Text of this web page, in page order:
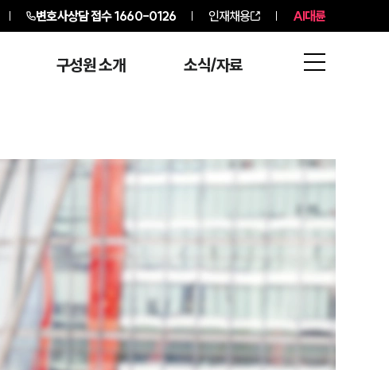
변호사상담 접수1660-0126 인재채용 AI대륜
구성원 소개 소식/자료